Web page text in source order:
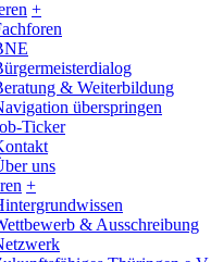
+
& Weiterbildung
überspringen
Ticker
uns
+
& Ausschreibung